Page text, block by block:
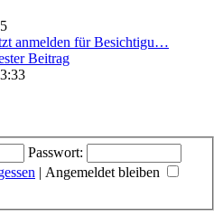
anmelden für Besichtigu…
Beitrag
Passwort:
| Angemeldet bleiben